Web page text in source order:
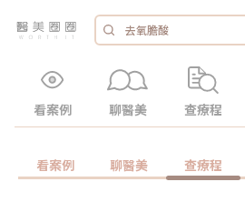
看案例 聊醫美 查療程
看案例 聊醫美 查療程